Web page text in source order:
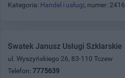
Kategoria: Handel i usługi, numer: 2416
Swatek Janusz Usługi Szklarskie
ul. Wyszyńskiego 26, 83-110 Tczew
Telefon: 7775639